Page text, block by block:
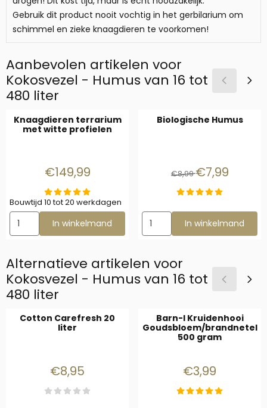
Gebruik dit product nooit vochtig in het gerbilarium om
schimmel en zieke knaagdieren te voorkomen!
Aanbevolen artikelen voor
Kokosvezel - Humus van 16 tot
480 liter
Knaagdieren terrarium
met witte profielen
Prijs: 149,99
€149,99
Bouwtijd 10 tot 20 werkdagen
Aantal kiezen voor Knaagdieren terrarium met witte profielen
In winkelmand
Biologische Humus
Van 8,99 voor
€8,99€7,99
Aantal kiezen voor
In winkelmand
Alternatieve artikelen voor
Kokosvezel - Humus van 16 tot
480 liter
Cotton Carefresh 20
liter
Prijs: 8,95
€8,95
Barn-I Kruidenhooi
Goudsbloem/brandnetel
500 gram
Prijs: 3,99
€3,99